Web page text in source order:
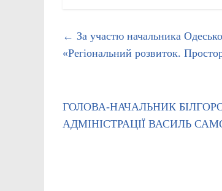
← За участю начальника
«Регіональний розвиток.
ГОЛОВА-НАЧАЛЬНИК
АДМІНІСТРАЦІЇ ВАСИЛЬ